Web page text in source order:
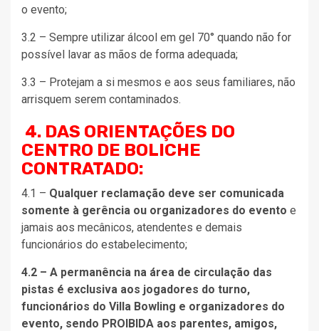
o evento;
3.2 – Sempre utilizar álcool em gel 70° quando não for
possível lavar as mãos de forma adequada;
3.3 – Protejam a si mesmos e aos seus familiares, não
arrisquem serem contaminados.
4. DAS ORIENTAÇÕES DO
CENTRO DE BOLICHE
CONTRATADO:
4.1 – Qualquer reclamação deve ser comunicada
somente à gerência ou organizadores do evento e
jamais aos mecânicos, atendentes e demais
funcionários do estabelecimento;
4.2 – A permanência na área de circulação das
pistas é exclusiva aos jogadores do turno,
funcionários do Villa Bowling e organizadores do
evento, sendo PROIBIDA aos parentes, amigos,